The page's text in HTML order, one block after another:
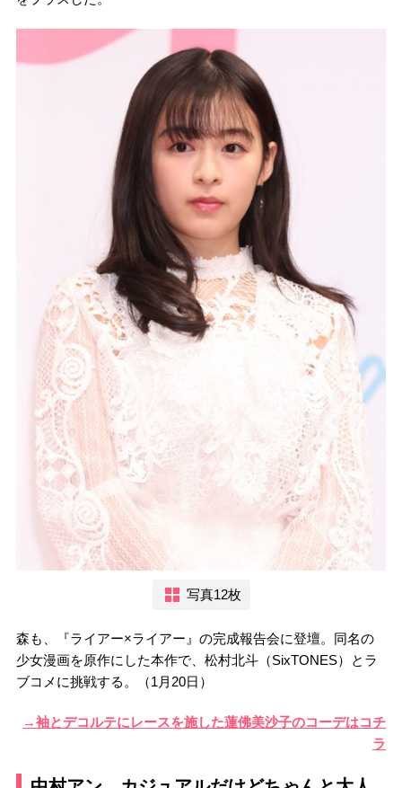
写真12枚
森も、『ライアー×ライアー』の完成報告会に登壇。同名の
少女漫画を原作にした本作で、松村北斗（SixTONES）とラ
ブコメに挑戦する。（1月20日）
→袖とデコルテにレースを施した蓮佛美沙子のコーデはコチ
ラ